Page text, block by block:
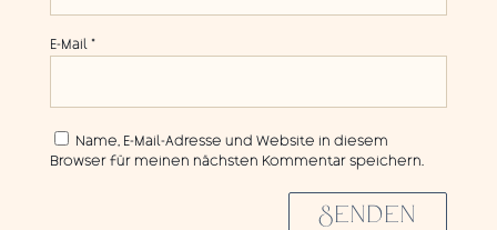
E-Mail *
Name, E-Mail-Adresse und Website in diesem
Browser für meinen nächsten Kommentar speichern.
SENDEN